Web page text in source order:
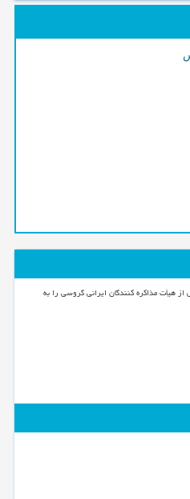
مذاکره کنندگان ایرانی گروسی را به